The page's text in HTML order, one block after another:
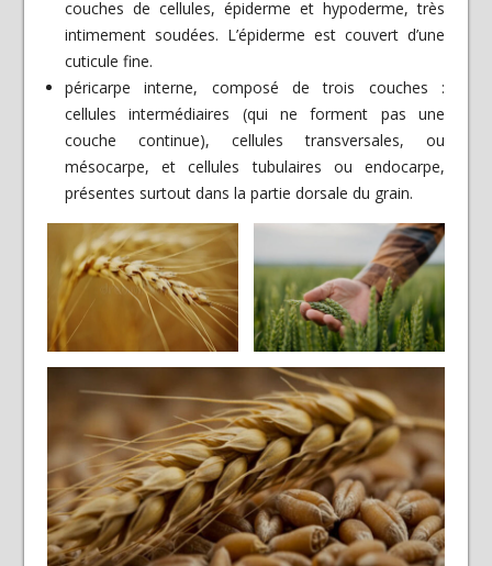
couches de cellules, épiderme et hypoderme, très
intimement soudées. L’épiderme est couvert d’une
cuticule fine.
péricarpe interne, composé de trois couches :
cellules intermédiaires (qui ne forment pas une
couche continue), cellules transversales, ou
mésocarpe, et cellules tubulaires ou endocarpe,
présentes surtout dans la partie dorsale du grain.